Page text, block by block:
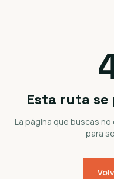
Esta ruta
La página que buscas
para